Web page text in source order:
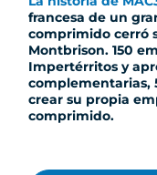
francesa de un
comprimido cerró
Montbrison. 150
Impertérritos y
complementarias,
crear su propia
comprimido.